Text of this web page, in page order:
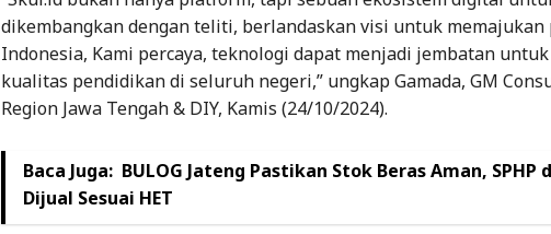
dikembangkan dengan teliti, berlandaskan visi untuk memajukan
Indonesia, Kami percaya, teknologi dapat menjadi jembatan
kualitas pendidikan di seluruh negeri,” ungkap Gamada, GM
Region Jawa Tengah & DIY, Kamis (24/10/2024).
Baca Juga: BULOG Jateng Pastikan Stok Beras Aman, SPHP
Dijual Sesuai HET